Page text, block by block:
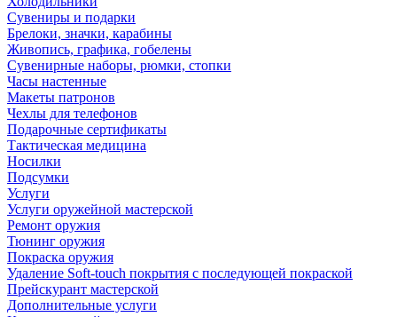
Сувениры и подарки
Брелоки, значки, карабины
Живопись, графика, гобелены
Сувенирные наборы, рюмки, стопки
Часы настенные
Макеты патронов
Чехлы для телефонов
Подарочные сертификаты
Тактическая медицина
Носилки
Подсумки
Услуги
Услуги оружейной мастерской
Ремонт оружия
Тюнинг оружия
Покраска оружия
Удаление Soft-touch покрытия с последующей покраской
Прейскурант мастерской
Дополнительные услуги